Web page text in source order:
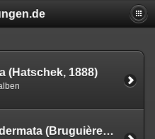
(Hatschek, 1888)
Stamm Echinodermata (Bruguière, 1791)